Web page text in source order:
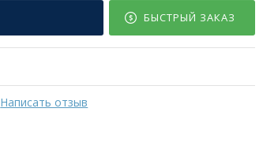
Написать отзыв
БЫСТРЫЙ ЗАКАЗ